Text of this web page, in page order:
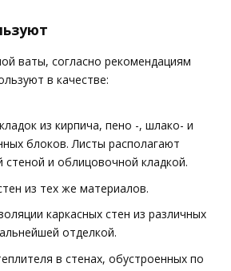
ваты, согласно рекомендациям
в качестве:
из кирпича, пено -, шлако- и
блоков. Листы располагают
и облицовочной кладкой.
из тех же материалов.
каркасных стен из различных
отделкой.
в стенах, обустроенных по